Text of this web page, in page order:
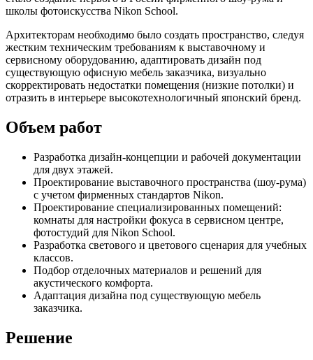
школы фотоискусства Nikon School.
Архитекторам необходимо было создать пространство, следуя
жестким техническим требованиям к выставочному и
сервисному оборудованию, адаптировать дизайн под
существующую офисную мебель заказчика, визуально
скорректировать недостатки помещения (низкие потолки) и
отразить в интерьере высокотехнологичный японский бренд.
Объем работ
Разработка дизайн-концепции и рабочей документации
для двух этажей.
Проектирование выставочного пространства (шоу-рума)
с учетом фирменных стандартов Nikon.
Проектирование специализированных помещений:
комнаты для настройки фокуса в сервисном центре,
фотостудий для Nikon School.
Разработка светового и цветового сценария для учебных
классов.
Подбор отделочных материалов и решений для
акустического комфорта.
Адаптация дизайна под существующую мебель
заказчика.
Решение